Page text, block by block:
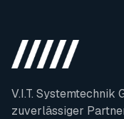
V.I.T. Systemtechnik
zuverlässiger